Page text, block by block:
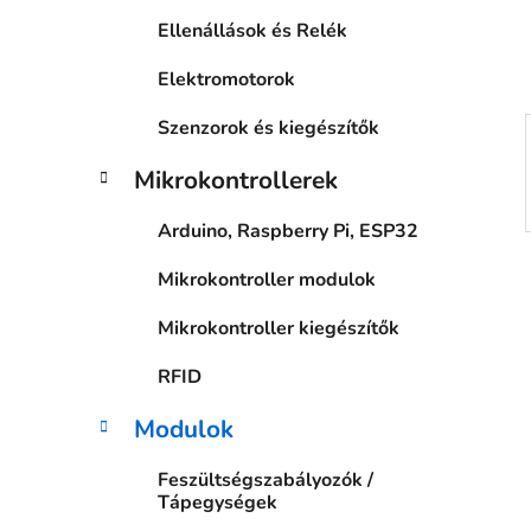
Ellenállások és Relék
Elektromotorok
Szenzorok és kiegészítők
Mikrokontrollerek
Arduino, Raspberry Pi, ESP32
Mikrokontroller modulok
Mikrokontroller kiegészítők
RFID
Modulok
Feszültségszabályozók /
Tápegységek